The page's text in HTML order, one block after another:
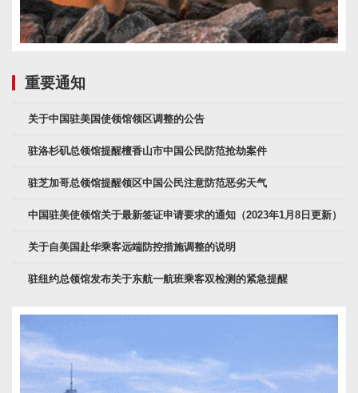
重要通知
关于中国驻美国使领馆领区调整的公告
驻洛杉矶总领馆提醒檀香山市中国公民防范抢劫案件
驻芝加哥总领馆提醒领区中国公民注意防范恶劣天气
中国驻美使领馆关于最新签证申请要求的通知（2023年1月8日更新）
关于自美国赴华乘客远端防控措施调整的说明
驻纽约总领馆发布关于东航一航班乘客双检测的紧急提醒